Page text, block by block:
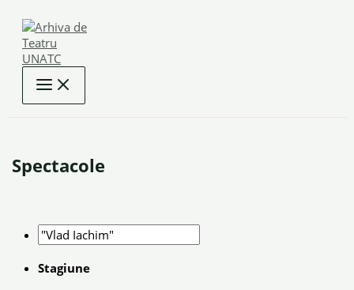
content
Spectacole
Stagiune